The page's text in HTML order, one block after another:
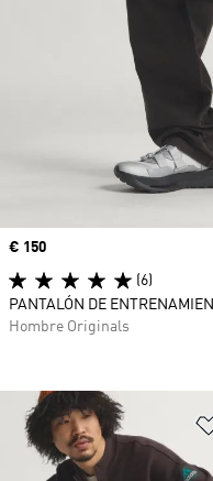
Precio
€ 150
(6)
PANTALÓN DE
Hombre Originals